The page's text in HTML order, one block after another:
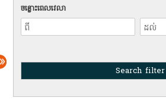
ចន្លោះពេលវេលា